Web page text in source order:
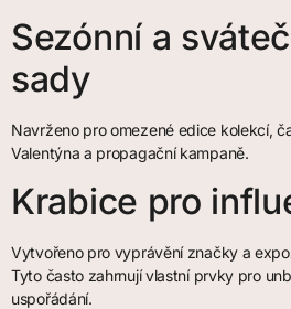
Sezónní a
sady
Navrženo pro omezené edice kolekcí,
Valentýna a propagační kampaně.
Krabice pro
Vytvořeno pro vyprávění značky a
Tyto často zahrnují vlastní prvky pro
uspořádání.